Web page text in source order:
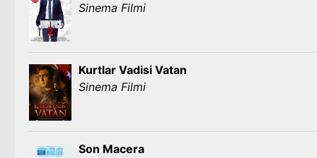
Sinema Filmi
Kurtlar Vadisi Vatan
Sinema Filmi
Son Macera